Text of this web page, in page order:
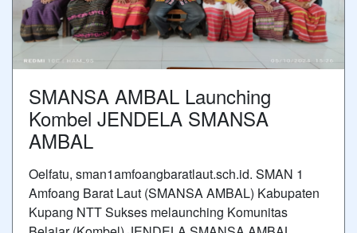
SMANSA AMBAL Launching
Kombel JENDELA SMANSA
AMBAL
Oelfatu, sman1amfoangbaratlaut.sch.id. SMAN 1
Amfoang Barat Laut (SMANSA AMBAL) Kabupaten
Kupang NTT Sukses melaunching Komunitas